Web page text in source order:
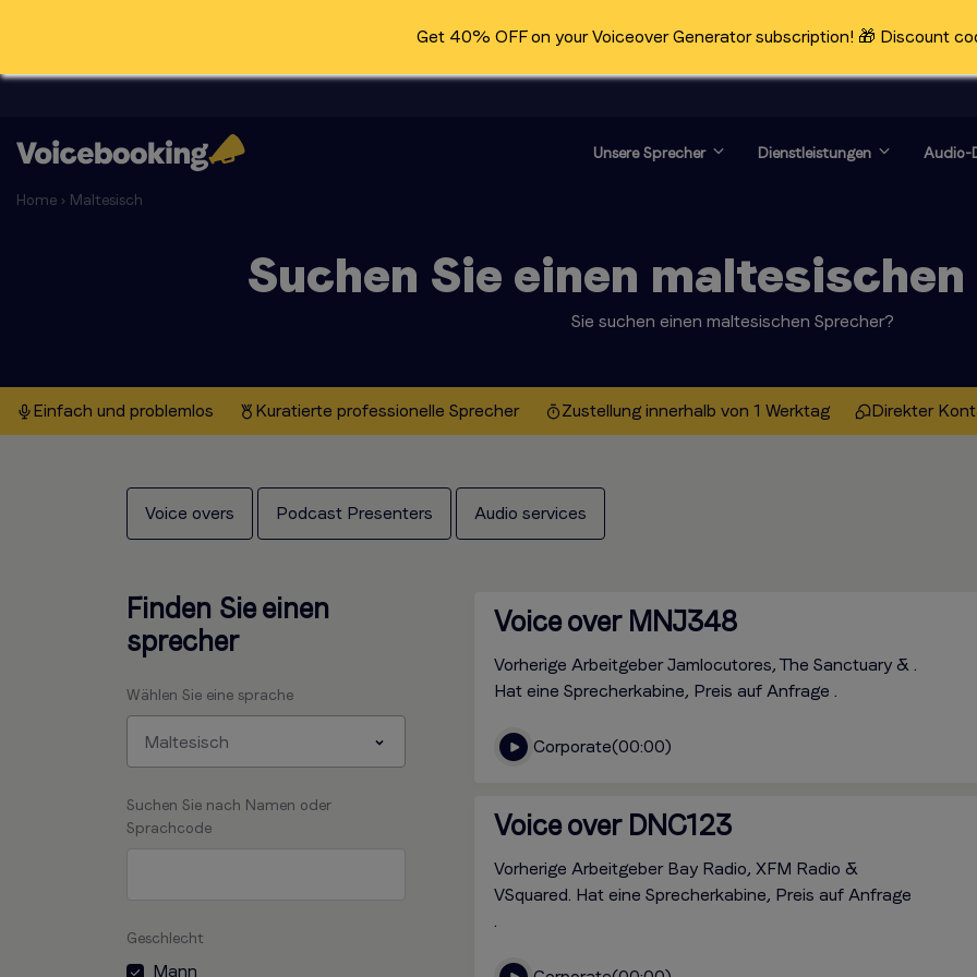
Get 40% OFF on your Voiceover Generator subscription! 🎁 Discount
Unsere Sprecher Dienstleistungen Audio-
Suchen Sie einen
Sie suchen einen maltesischen Sprecher?
Home › Maltesisch
Einfach und problemlos Kuratierte professionelle Sprecher Zustellung innerhalb von 1 Werktag Direkter
Voice overs Podcast Presenters Audio services
Finden Sie einen
sprecher
Wählen Sie eine sprache
Maltesisch
Suchen Sie nach Namen oder
Sprachcode
Geschlecht
Mann
Voice over MNJ348
Vorherige Arbeitgeber Jamlocutores, The Sanctuary & .
Hat eine Sprecherkabine, Preis auf Anfrage .
Corporate 00:00
Voice over DNC123
Vorherige Arbeitgeber Bay Radio, XFM Radio &
VSquared. Hat eine Sprecherkabine, Preis auf Anfrage
.